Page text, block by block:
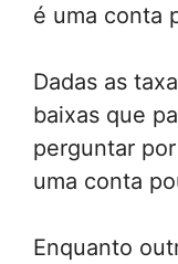
é uma conta
Dadas as
baixas que
perguntar
uma conta
Enquanto